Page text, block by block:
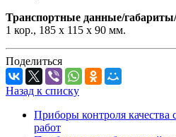
Транспортные данные/
1 кор., 185 х 115 х 90 мм.
Поделиться
Назад к списку
Приборы контроля
работ